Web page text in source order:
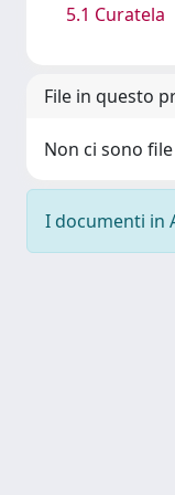
5.1 Curatela
File in questo
Non ci sono
I documenti in